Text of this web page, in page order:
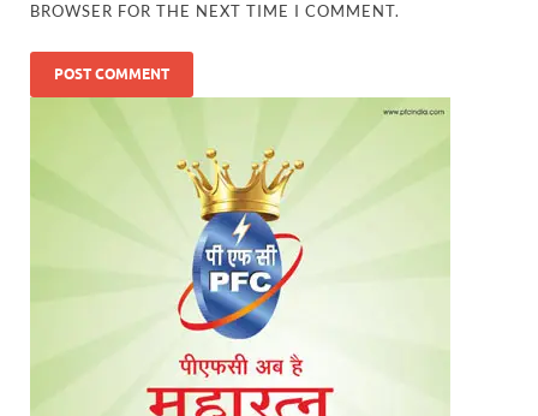
BROWSER FOR THE NEXT TIME I COMMENT.